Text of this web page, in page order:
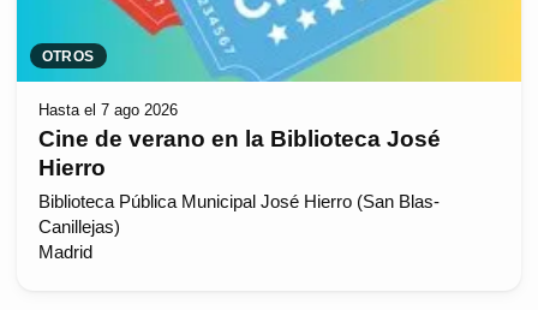
OTROS
Hasta el 7 ago 2026
Cine de verano en la Biblioteca José
Hierro
Biblioteca Pública Municipal José Hierro (San Blas-
Canillejas)
Madrid